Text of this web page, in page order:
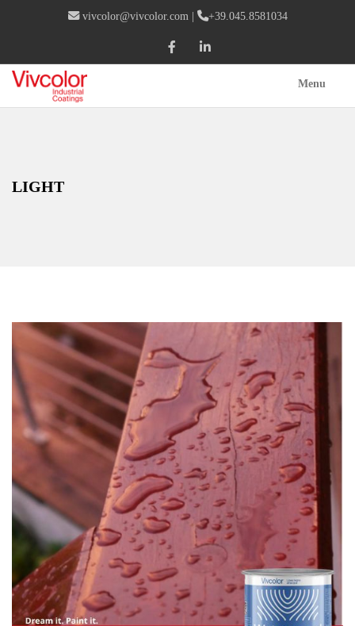
vivcolor@vivcolor.com | +39.045.8581034
Menu
LIGHT